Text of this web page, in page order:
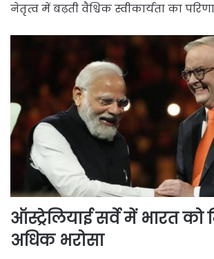
नेतृत्व में बढ़ती वैश्विक स्वीकार्यता का
ऑस्ट्रेलियाई सर्वे में भारत
अधिक भरोसा